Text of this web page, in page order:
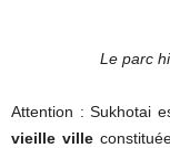
Le parc
Attention : Sukhotai
vieille ville